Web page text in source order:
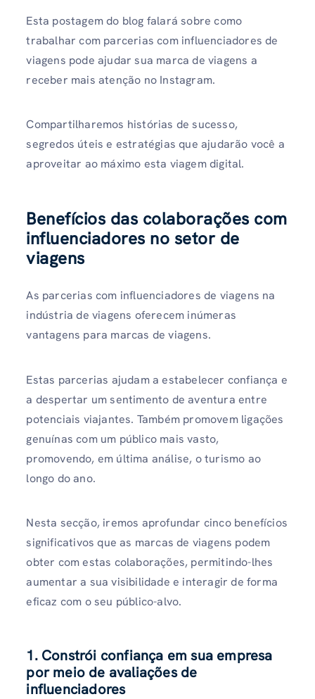
Esta postagem do blog falará sobre como
trabalhar com parcerias com influenciadores de
viagens pode ajudar sua marca de viagens a
receber mais atenção no Instagram.
Compartilharemos histórias de sucesso,
segredos úteis e estratégias que ajudarão você a
aproveitar ao máximo esta viagem digital.
Benefícios das colaborações com
influenciadores no setor de
viagens
As parcerias com influenciadores de viagens na
indústria de viagens oferecem inúmeras
vantagens para marcas de viagens.
Estas parcerias ajudam a estabelecer confiança e
a despertar um sentimento de aventura entre
potenciais viajantes. Também promovem ligações
genuínas com um público mais vasto,
promovendo, em última análise, o turismo ao
longo do ano.
Nesta secção, iremos aprofundar cinco benefícios
significativos que as marcas de viagens podem
obter com estas colaborações, permitindo-lhes
aumentar a sua visibilidade e interagir de forma
eficaz com o seu público-alvo.
1. Constrói confiança em sua empresa
por meio de avaliações de
influenciadores